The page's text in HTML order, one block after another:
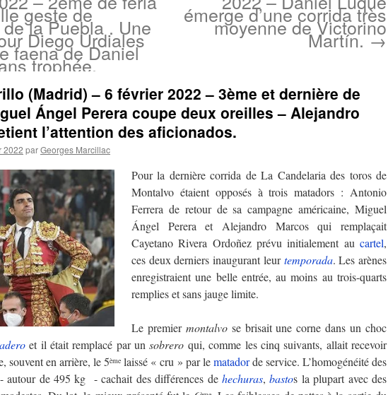
geste de
la Puebla . Une
Diego Urdiales
faena de Daniel
trophée.
émerge d’une corrida très
moyenne de Victorino
Martín.→
(Madrid) – 6 février 2022 – 3ème et dernière de
Ángel Perera coupe deux oreilles – Alejandro
l’attention des aficionados.
2022 parGeorges Marcillac
Pour la dernière corrida de La Candelaria des toros de
Montalvo étaient opposés à trois matadors : Antonio
Ferrera de retour de sa campagne américaine, Miguel
Ángel Perera et Alejandro Marcos qui remplaçait
Cayetano Rivera Ordoñez prévu initialement au cartel,
ces deux derniers inaugurant leurtemporada. Les arènes
enregistraient une belle entrée, au moins au trois-quarts
remplies et sans jauge limite.
Le premier montalvose brisait une corne dans un choc
et il était remplacé par unsobrero qui, comme les cinq suivants, allait recevoir
souvent en arrière, le 5ème laissé « cru » par lematadorde service. L’homogénéité des
autour de 495 kg - cachait des différences dehechuras,bastos la plupart avec des